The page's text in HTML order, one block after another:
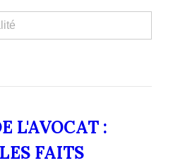
L'AVOCAT :
FAITS